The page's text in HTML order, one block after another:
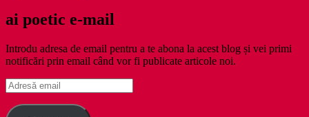
ai poetic e-mail
Introdu adresa de email pentru a te abona la acest blog și vei primi
notificări prin email când vor fi publicate articole noi.
Adresă
email